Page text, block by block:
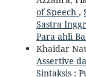
of Speech ,
Sastra
Para ahli
Khaidar
Assertive
Sintaksis :